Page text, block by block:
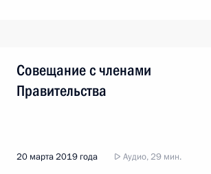
Совещание с членами
Правительства
20 марта 2019 года Аудио, 29 мин.